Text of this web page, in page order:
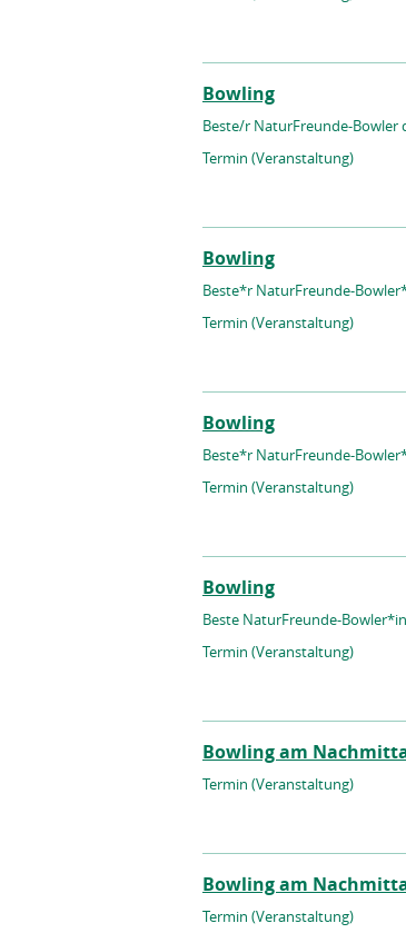
Bowling
Beste/r NaturFreunde-Bowler
Termin (Veranstaltung)
Bowling
Beste*r NaturFreunde-
Termin (Veranstaltung)
Bowling
Beste*r NaturFreunde-
Termin (Veranstaltung)
Bowling
Beste NaturFreunde-
Termin (Veranstaltung)
Bowling am
Termin (Veranstaltung)
Bowling am
Termin (Veranstaltung)